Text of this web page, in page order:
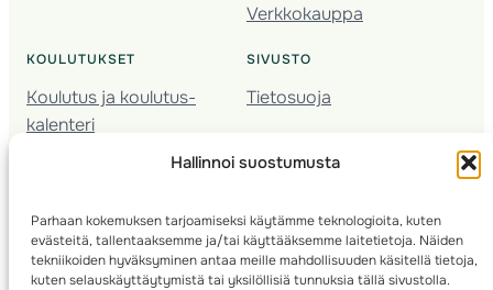
Hallinnoi suostumusta
Parhaan kokemuksen tarjoamiseksi käytämme teknologioita, kuten
evästeitä, tallentaaksemme ja/tai käyttääksemme laitetietoja. Näiden
tekniikoiden hyväksyminen antaa meille mahdollisuuden käsitellä tietoja,
kuten selauskäyttäytymistä tai yksilöllisiä tunnuksia tällä sivustolla.
Verkkokauppa
KOULUTUKSET
Koulutus ja koulutus­
kalenteri
Nuorison koulutukset
Kartoitus
Ratamestari
SIVUSTO
Tietosuoja